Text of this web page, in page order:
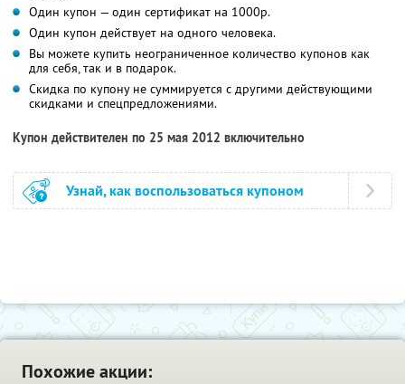
Один купон — один сертификат на 1000р.
Один купон действует на одного человека.
Вы можете купить неограниченное количество купонов как
для себя, так и в подарок.
Скидка по купону не суммируется с другими действующими
скидками и спецпредложениями.
Купон действителен по 25 мая 2012 включительно
Узнай, как воспользоваться купоном
Похожие акции: